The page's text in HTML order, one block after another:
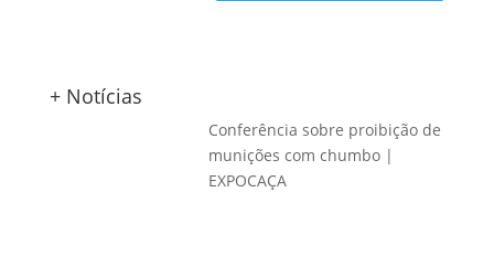
+ Notícias
Conferência sobre proibição de
munições com chumbo |
EXPOCAÇA